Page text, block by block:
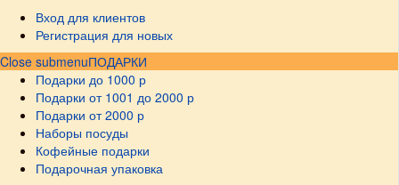
Вход для клиентов
Регистрация для новых
Close submenuПОДАРКИ
Подарки до 1000 р
Подарки от 1001 до 2000 р
Подарки от 2000 р
Наборы посуды
Кофейные подарки
Подарочная упаковка